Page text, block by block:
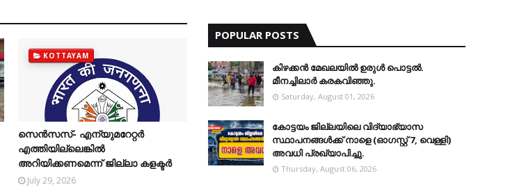
KOTTAYAM
സെന്‍സസ്- എന്യുമറേറ്റര്‍
എത്തിയില്ലെങ്കില്‍
അറിയിക്കണമെന്ന് ജില്ലാ കളക്ടര്‍
July 29, 2026
POPULAR POSTS
കിഴക്കന്‍ മേഖലയില്‍ ഉരുള്‍ പൊട്ടല്‍.
മീനച്ചിലാര്‍ കരകവിഞ്ഞു.
Saturday, August 01, 2026
കോട്ടയം ജില്ലയിലെ വിദ്യാഭ്യാസ
സ്ഥാപനങ്ങള്‍ക്ക് നാളെ (ഓഗസ്റ്റ് 7, വെള്ളി)
അവധി പ്രഖ്യാപിച്ചു.
Thursday, August 06, 2026